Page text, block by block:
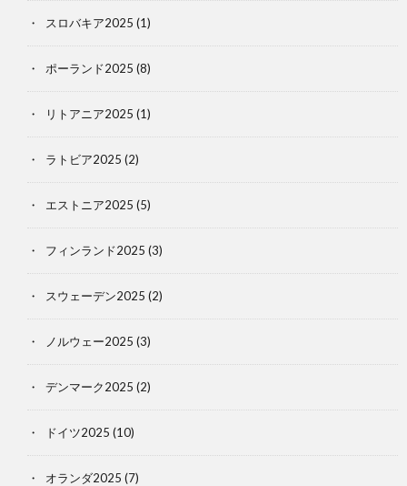
スロバキア2025 (1)
ポーランド2025 (8)
リトアニア2025 (1)
ラトビア2025 (2)
エストニア2025 (5)
フィンランド2025 (3)
スウェーデン2025 (2)
ノルウェー2025 (3)
デンマーク2025 (2)
ドイツ2025 (10)
オランダ2025 (7)